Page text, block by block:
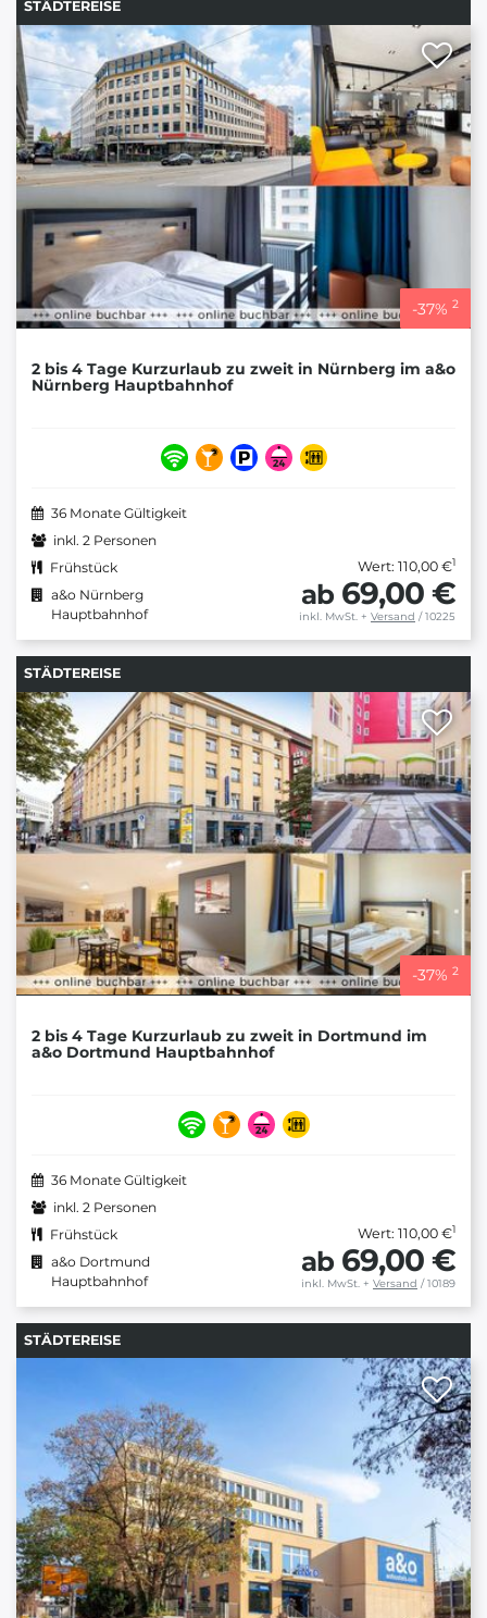
STÄDTEREISE
-37% 2
2 bis 4 Tage Kurzurlaub zu zweit in Nürnberg im a&o
Nürnberg Hauptbahnhof
36 Monate Gültigkeit
inkl. 2 Personen
Frühstück
a&o Nürnberg
Hauptbahnhof
Wert: 110,00 €1
ab 69,00 €
inkl. MwSt. + Versand / 10225
STÄDTEREISE
-37% 2
2 bis 4 Tage Kurzurlaub zu zweit in Dortmund im
a&o Dortmund Hauptbahnhof
36 Monate Gültigkeit
inkl. 2 Personen
Frühstück
a&o Dortmund
Hauptbahnhof
Wert: 110,00 €1
ab 69,00 €
inkl. MwSt. + Versand / 10189
STÄDTEREISE